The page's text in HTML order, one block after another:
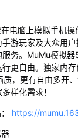
电脑上模拟手机
游玩家及大众用
务。MuMu模拟
更自由。独家内存
，更有自由多开
样化需求！
https://